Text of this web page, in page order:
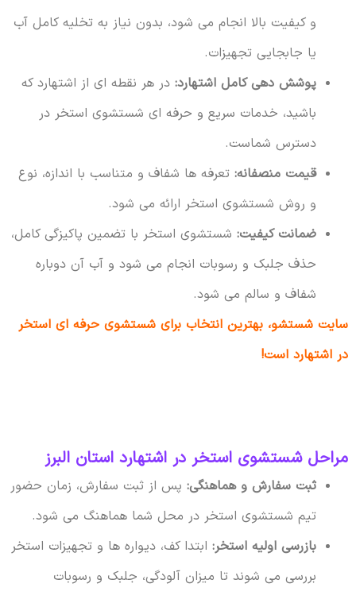
و کیفیت بالا انجام می شود، بدون نیاز به تخلیه کامل آب
یا جابجایی تجهیزات.
پوشش دهی کامل اشتهارد:در هر نقطه ای از اشتهارد که
باشید، خدمات سریع و حرفه ای شستشوی استخر در
دسترس شماست.
قیمت منصفانه:تعرفه ها شفاف و متناسب با اندازه، نوع
و روش شستشوی استخر ارائه می شود.
ضمانت کیفیت:شستشوی استخر با تضمین پاکیزگی کامل،
حذف جلبک و رسوبات انجام می شود و آب آن دوباره
شفاف و سالم می شود.
سایت شستشو، بهترین انتخاب برای شستشوی حرفه ای استخر
در اشتهارد است!
مراحل شستشوی استخر در اشتهارد استان البرز
ثبت سفارش و هماهنگی:پس از ثبت سفارش، زمان حضور
تیم شستشوی استخر در محل شما هماهنگ می شود.
بازرسی اولیه استخر:ابتدا کف، دیواره ها و تجهیزات استخر
بررسی می شوند تا میزان آلودگی، جلبک و رسوبات